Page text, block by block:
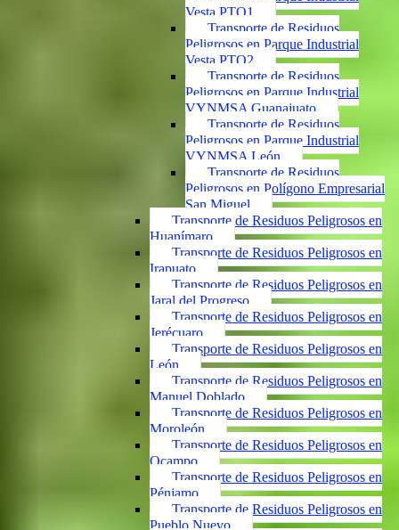
Vesta PTO1
Transporte de Residuos
Peligrosos en Parque Industrial
Vesta PTO2
Transporte de Residuos
Peligrosos en Parque Industrial
VYNMSA Guanajuato
Transporte de Residuos
Peligrosos en Parque Industrial
VYNMSA León
Transporte de Residuos
Peligrosos en Polígono Empresarial
San Miguel
Transporte de Residuos Peligrosos en
Huanímaro
Transporte de Residuos Peligrosos en
Irapuato
Transporte de Residuos Peligrosos en
Jaral del Progreso
Transporte de Residuos Peligrosos en
Jerécuaro
Transporte de Residuos Peligrosos en
León
Transporte de Residuos Peligrosos en
Manuel Doblado
Transporte de Residuos Peligrosos en
Moroleón
Transporte de Residuos Peligrosos en
Ocampo
Transporte de Residuos Peligrosos en
Pénjamo
Transporte de Residuos Peligrosos en
Pueblo Nuevo